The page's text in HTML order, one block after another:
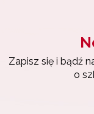
Zapisz się i bądź
o